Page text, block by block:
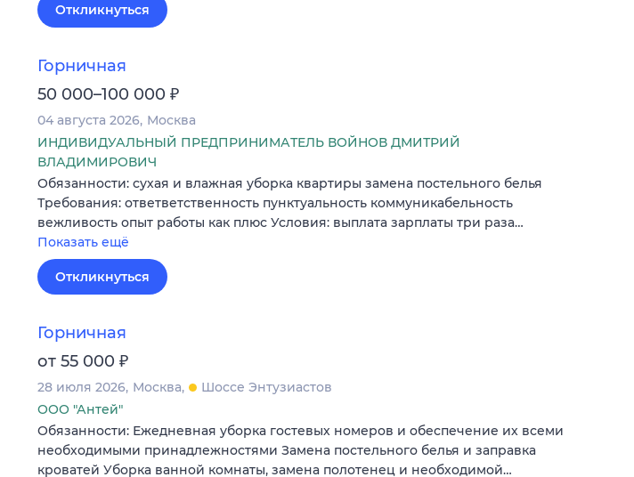
Откликнуться
Горничная
50 000–100 000 ₽
04 августа 2026 Москва
ИНДИВИДУАЛЬНЫЙ ПРЕДПРИНИМАТЕЛЬ ВОЙНОВ ДМИТРИЙ
ВЛАДИМИРОВИЧ
Обязанности: сухая и влажная уборка квартиры замена постельного белья
Требования: ответветственность пунктуальность коммуникабельность
вежливость опыт работы как плюс Условия: выплата зарплаты три раза…
Показать ещё
Откликнуться
Горничная
от 55 000 ₽
28 июля 2026 Москва
Шоссе Энтузиастов
ООО "Антей"
Обязанности: Ежедневная уборка гостевых номеров и обеспечение их всеми
необходимыми принадлежностями Замена постельного белья и заправка
кроватей Уборка ванной комнаты, замена полотенец и необходимой…